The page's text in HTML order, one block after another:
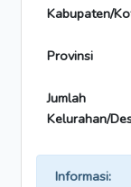
Kabupaten/
Provinsi
Jumlah
Kelurahan/
Informasi: